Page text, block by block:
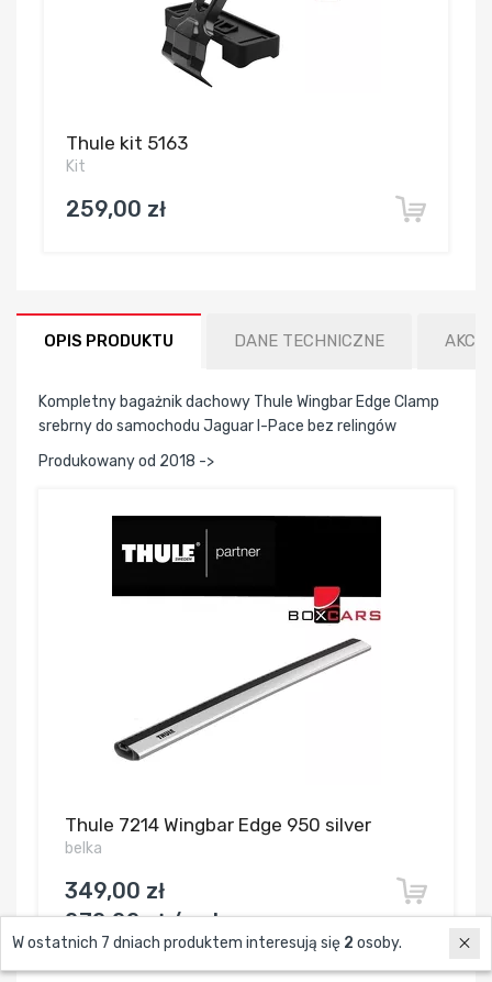
Thule kit 5163
Kit
259,00 zł
OPIS PRODUKTU DANE TECHNICZNE
Kompletny bagażnik dachowy Thule Wingbar Edge Clamp
srebrny do samochodu Jaguar I-Pace bez relingów
Produkowany od 2018 ->
Thule 7214 Wingbar Edge 950 silver
belka
349,00 zł
272,22 zł / szt.
W ostatnich 7 dniach produktem interesują się 2 osoby.